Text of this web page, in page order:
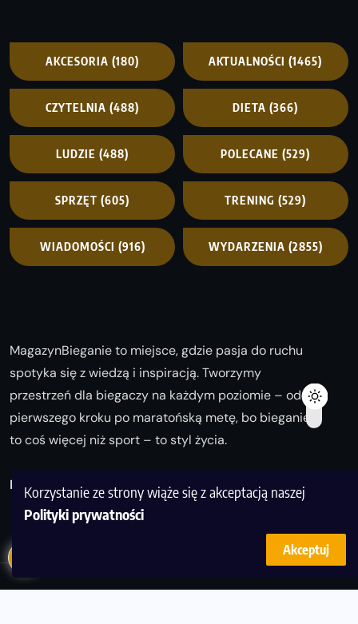
Korzystanie ze strony wiąże się z akceptacją naszej
Polityki prywatności
Akceptuj
AKCESORIA (180) AKTUALNOŚCI (1465)
CZYTELNIA (488) DIETA (366)
LUDZIE (488) POLECANE (529)
SPRZĘT (605) TRENING (529)
WIADOMOŚCI (916) WYDARZENIA (2855)
MagazynBieganie to miejsce, gdzie pasja do ruchu
spotyka się z wiedzą i inspiracją. Tworzymy
przestrzeń dla biegaczy na każdym poziomie – od
pierwszego kroku po maratońską metę, bo bieganie
to coś więcej niż sport – to styl życia.
Biegaj z nami i odkrywaj swoją najlepszą wersję!